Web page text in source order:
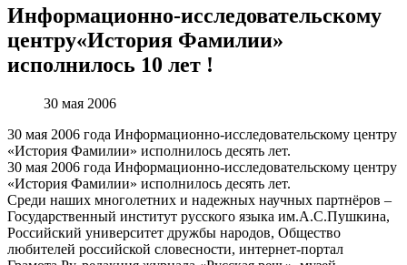
Информационно-исследовательскому
центру«История Фамилии»
исполнилось 10 лет !
30 мая 2006
30 мая 2006 года Информационно-исследовательскому центру
«История Фамилии» исполнилось десять лет.
30 мая 2006 года Информационно-исследовательскому центру
«История Фамилии» исполнилось десять лет.
Среди наших многолетних и надежных научных партнёров –
Государственный институт русского языка им.А.С.Пушкина,
Российский университет дружбы народов, Общество
любителей российской словесности, интернет-портал